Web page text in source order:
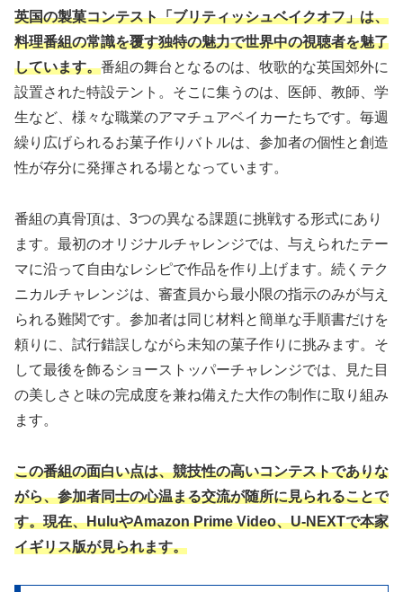
英国の製菓コンテスト「ブリティッシュベイクオフ」は、
料理番組の常識を覆す独特の魅力で世界中の視聴者を魅了
しています。番組の舞台となるのは、牧歌的な英国郊外に
設置された特設テント。そこに集うのは、医師、教師、学
生など、様々な職業のアマチュアベイカーたちです。毎週
繰り広げられるお菓子作りバトルは、参加者の個性と創造
性が存分に発揮される場となっています。
番組の真骨頂は、3つの異なる課題に挑戦する形式にあり
ます。最初のオリジナルチャレンジでは、与えられたテー
マに沿って自由なレシピで作品を作り上げます。続くテク
ニカルチャレンジは、審査員から最小限の指示のみが与え
られる難関です。参加者は同じ材料と簡単な手順書だけを
頼りに、試行錯誤しながら未知の菓子作りに挑みます。そ
して最後を飾るショーストッパーチャレンジでは、見た目
の美しさと味の完成度を兼ね備えた大作の制作に取り組み
ます。
この番組の面白い点は、競技性の高いコンテストでありな
がら、参加者同士の心温まる交流が随所に見られることで
す。現在、HuluやAmazon Prime Video、U-NEXTで本家
イギリス版が見られます。